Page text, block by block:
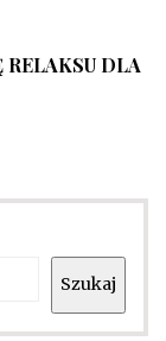
RELAKSU DLA
Szukaj